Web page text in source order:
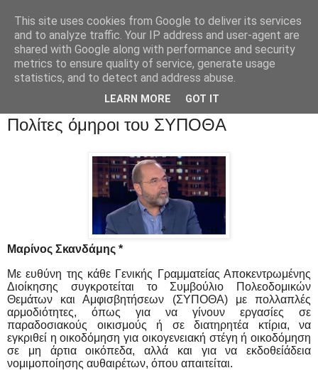
Πολίτες όμηροι του ΣΥΠΟΘΑ
Μαρίνος Σκανδάμης *
Με ευθύνη της κάθε Γενικής Γραμματείας Αποκεντρωμένης
Διοίκησης συγκροτείται το Συμβούλιο Πολεοδομικών
Θεμάτων και Αμφισβητήσεων (ΣΥΠΟΘΑ) με πολλαπλές
αρμοδιότητες, όπως για να γίνουν εργασίες σε
παραδοσιακούς οικισμούς ή σε διατηρητέα κτίρια, να
εγκριθεί η οικοδόμηση για οικογενειακή στέγη ή οικοδόμηση
σε μη άρτια οικόπεδα, αλλά και για να εκδοθείάδεια
νομιμοποίησης αυθαιρέτων, όπου απαιτείται.
This site uses cookies from Google to deliver its services
and to analyze traffic. Your IP address and user-agent are
shared with Google along with performance and security
metrics to ensure quality of service, generate usage
statistics, and to detect and address abuse.
LEARN MORE GOT IT